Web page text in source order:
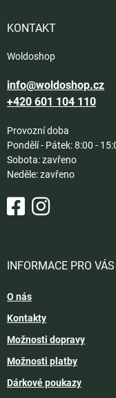
KONTAKT
Woldoshop
info@woldoshop.cz
+420 601 104 110
Provozní doba
Pondělí - Pátek: 8:00 -
Sobota: zavřeno
Neděle: zavřeno
INFORMACE PRO VÁS
O nás
Kontakty
Možnosti dopravy
Možnosti platby
Dárkové poukazy